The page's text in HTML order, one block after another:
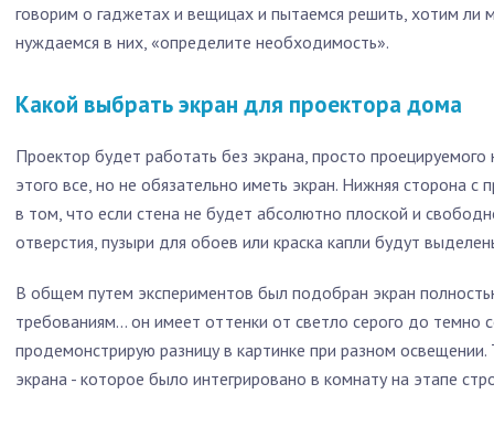
говорим о гаджетах и ​​вещицах и пытаемся решить, хотим ли
нуждаемся в них, «определите необходимость».
Какой выбрать экран для проектора дома
Проектор будет работать без экрана, просто
этого все, но не обязательно иметь экран. Нижняя сторона с
в том, что если стена не будет абсолютно плоской и
отверстия, пузыри для обоев или краска капли будут
В общем путем экспериментов был подобран экран
требованиям… он имеет оттенки от светло серого до темно
продемонстрирую разницу в картинке при разном
экрана - которое было интегрировано в комнату на этапе